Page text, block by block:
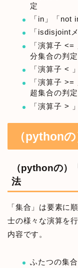
定
「in」「not
「isdisjoint
「演算子
分集合の判定
「演算子 <
「演算子
超集合の判定
「演算子 >
（python
（pythonの）
法
「集合」は要素に
士の様々な演算を
内容です。
ふたつの集